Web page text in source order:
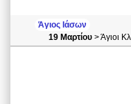
Άγιος Ιάσων
19 Μαρτίου > Άγιοι